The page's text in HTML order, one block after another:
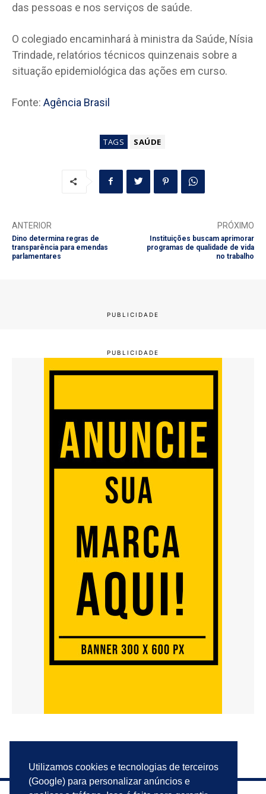
Utilizamos cookies e tecnologias de terceiros
(Google) para personalizar anúncios e
das pessoas e nos serviços de saúde.
O colegiado encaminhará à ministra da Saúde, Nísia
Trindade, relatórios técnicos quinzenais sobre a
situação epidemiológica das ações em curso.
Fonte: Agência Brasil
TAGS SAÚDE
ANTERIOR
Dino determina regras de
transparência para emendas
parlamentares
PRÓXIMO
Instituições buscam aprimorar
programas de qualidade de vida
no trabalho